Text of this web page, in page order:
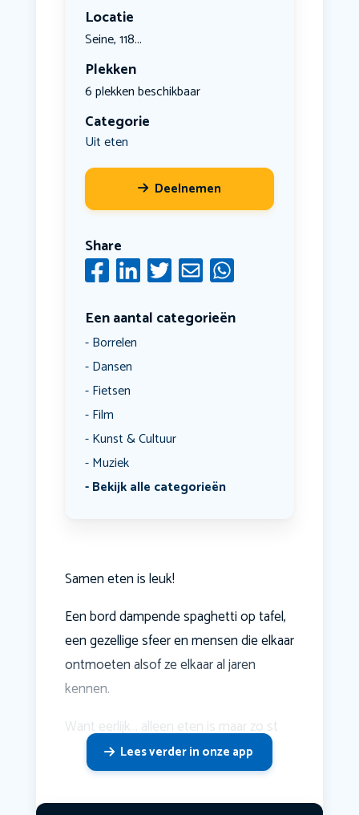
Locatie
Seine, 118...
Plekken
6 plekken beschikbaar
Categorie
Uit eten
Deelnemen
Share
Een aantal categorieën
Borrelen
Dansen
Fietsen
Film
Kunst & Cultuur
Muziek
Bekijk alle categorieën
Samen eten is leuk!
Een bord dampende spaghetti op tafel,
een gezellige sfeer en mensen die elkaar
ontmoeten alsof ze elkaar al jaren
kennen.
Want eerlijk… alleen eten is maar zo st
Lees verder in onze app